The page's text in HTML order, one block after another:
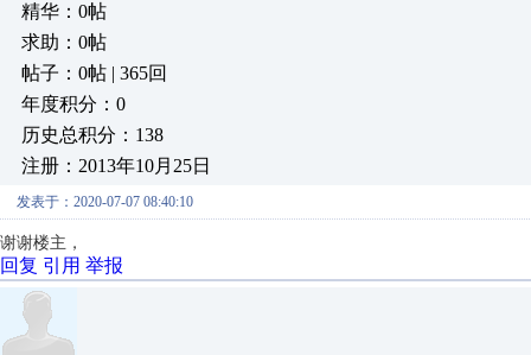
精华：0帖
求助：0帖
帖子：0帖 | 365回
年度积分：0
历史总积分：138
注册：2013年10月25日
发表于：2020-07-07 08:40:10
谢谢楼主，
回复 引用 举报